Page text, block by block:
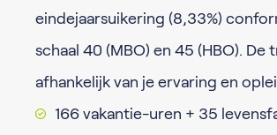
eindejaarsuikering (8,33%)
schaal 40 (MBO) en 45 (HBO). De
afhankelijk van je ervaring en
166 vakantie-uren + 35